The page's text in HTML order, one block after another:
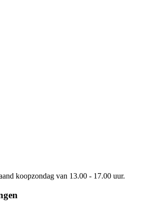
koopzondag van 13.00 - 17.00 uur.